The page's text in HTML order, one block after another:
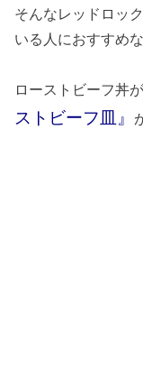
そんなレッドロッ
いる人におすすめな
ローストビーフ丼
ストビーフ皿』